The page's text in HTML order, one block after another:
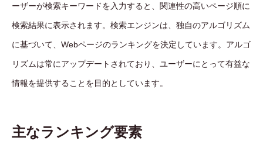
ーザーが検索キーワードを入力すると、関連性の高いページ順に
検索結果に表示されます。検索エンジンは、独自のアルゴリズム
に基づいて、Webページのランキングを決定しています。アルゴ
リズムは常にアップデートされており、ユーザーにとって有益な
情報を提供することを目的としています。
主なランキング要素